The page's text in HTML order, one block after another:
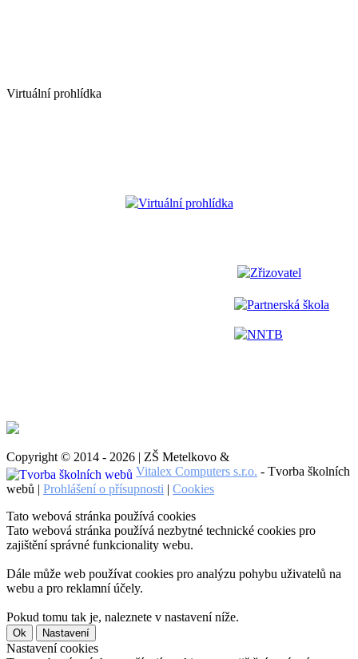
Virtuální prohlídka
Virtuální prohlídka
Zřizovatel
Partnerská škola
NNTB
Copyright © 2014 - 2026 | ZŠ Metelkovo &
Vitalex Computers s.r.o. - Tvorba školních
webů | Prohlášení o přísupnosti | Cookies
Tato webová stránka používá cookies
Tato webová stránka používá nezbytné technické cookies pro
zajištění správné funkcionality webu.
Dále může web používat cookies pro analýzu pohybu uživatelů na
webu a pro reklamní účely.
Pokud tomu tak je, naleznete v nastavení níže.
Ok Nastavení
Nastavení cookies